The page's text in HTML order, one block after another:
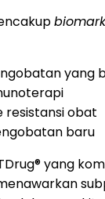
yang
resistansi obat
baru
yang